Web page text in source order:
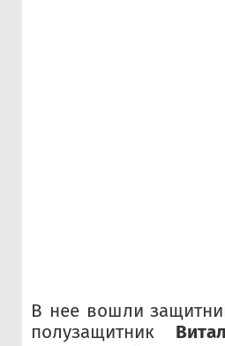
В нее вошли
полузащитник